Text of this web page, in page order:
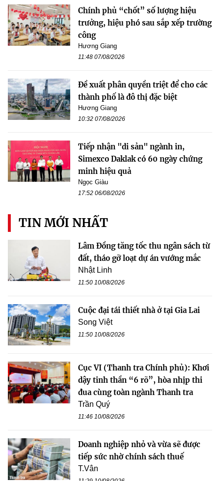
Chính phủ “chốt” số lượng hiệu
trưởng, hiệu phó sau sắp xếp trường
công
Hương Giang
11:48 07/08/2026
Đề xuất phân quyền triệt để cho các
thành phố là đô thị đặc biệt
Hương Giang
10:32 07/08/2026
Tiếp nhận "di sản" ngành in,
Simexco Daklak có 60 ngày chứng
minh hiệu quả
Ngọc Giàu
17:52 06/08/2026
TIN MỚI NHẤT
Lâm Đồng tăng tốc thu ngân sách từ
đất, tháo gỡ loạt dự án vướng mắc
Nhật Linh
11:50 10/08/2026
Cuộc đại tái thiết nhà ở tại Gia Lai
Song Việt
11:50 10/08/2026
Cục VI (Thanh tra Chính phủ): Khơi
dậy tinh thần “6 rõ”, hòa nhịp thi
đua cùng toàn ngành Thanh tra
Trần Quý
11:46 10/08/2026
Doanh nghiệp nhỏ và vừa sẽ được
tiếp sức nhờ chính sách thuế
T.Vân